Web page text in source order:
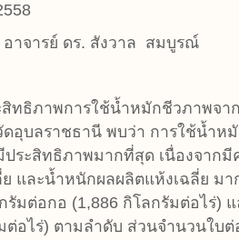
อาจารย์ ดร. สังวาล สมบูรณ์
พการใช้น้ำหมักชีวภาพจาก
ดอุบลราชธานี พบว่า การใช้น้ำห
ประสิทธิภาพมากที่สุด เนื่องจาก
และน้ำหนักผลผลิตแห้งเฉลี่ย ม
รัมต่อกอ (1,886 กิโลกรัมต่อไร่)
ต่อไร่) ตามลำดับ ส่วนจำนวนใบ